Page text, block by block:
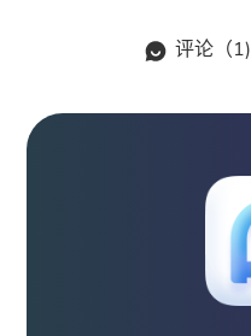
评论（1)